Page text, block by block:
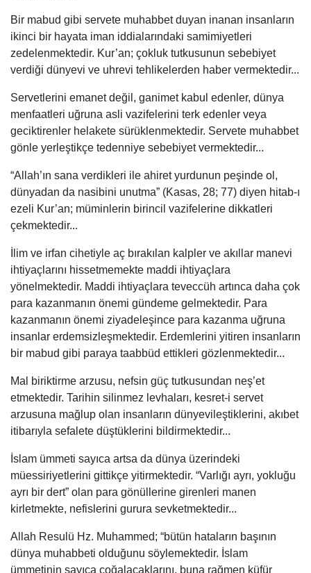
Bir mabud gibi servete muhabbet duyan inanan insanların
ikinci bir hayata iman iddialarındaki samimiyetleri
zedelenmektedir. Kur’an; çokluk tutkusunun sebebiyet
verdiği dünyevi ve uhrevi tehlikelerden haber vermektedir...
Servetlerini emanet değil, ganimet kabul edenler, dünya
menfaatleri uğruna asli vazifelerini terk edenler veya
geciktirenler helakete sürüklenmektedir. Servete muhabbet
gönle yerleştikçe tedenniye sebebiyet vermektedir...
“Allah’ın sana verdikleri ile ahiret yurdunun peşinde ol,
dünyadan da nasibini unutma” (Kasas, 28; 77) diyen hitab-ı
ezeli Kur’an; müminlerin birincil vazifelerine dikkatleri
çekmektedir...
İlim ve irfan cihetiyle aç bırakılan kalpler ve akıllar manevi
ihtiyaçlarını hissetmemekte maddi ihtiyaçlara
yönelmektedir. Maddi ihtiyaçlara teveccüh artınca daha çok
para kazanmanın önemi gündeme gelmektedir. Para
kazanmanın önemi ziyadeleşince para kazanma uğruna
insanlar erdemsizleşmektedir. Erdemlerini yitiren insanların
bir mabud gibi paraya taabbüd ettikleri gözlenmektedir...
Mal biriktirme arzusu, nefsin güç tutkusundan neş’et
etmektedir. Tarihin silinmez levhaları, kesret-i servet
arzusuna mağlup olan insanların dünyevileştiklerini, akıbet
itibarıyla sefalete düştüklerini bildirmektedir...
İslam ümmeti sayıca artsa da dünya üzerindeki
müessiriyetlerini gittikçe yitirmektedir. “Varlığı ayrı, yokluğu
ayrı bir dert” olan para gönüllerine girenleri manen
kirletmekte, nefislerini gurura sevketmektedir...
Allah Resulü Hz. Muhammed; “bütün hataların başının
dünya muhabbeti olduğunu söylemektedir. İslam
ümmetinin sayıca çoğalacaklarını, buna rağmen küfür